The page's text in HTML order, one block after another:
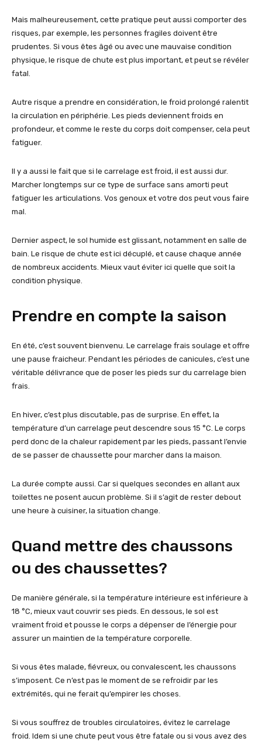
Mais malheureusement, cette pratique peut aussi comporter des
risques, par exemple, les personnes fragiles doivent être
prudentes. Si vous êtes âgé ou avec une mauvaise condition
physique, le risque de chute est plus important, et peut se révéler
fatal.
Autre risque a prendre en considération, le froid prolongé ralentit
la circulation en périphérie. Les pieds deviennent froids en
profondeur, et comme le reste du corps doit compenser, cela peut
fatiguer.
Il y a aussi le fait que si le carrelage est froid, il est aussi dur.
Marcher longtemps sur ce type de surface sans amorti peut
fatiguer les articulations. Vos genoux et votre dos peut vous faire
mal.
Dernier aspect, le sol humide est glissant, notamment en salle de
bain. Le risque de chute est ici décuplé, et cause chaque année
de nombreux accidents. Mieux vaut éviter ici quelle que soit la
condition physique.
Prendre en compte la saison
En été, c’est souvent bienvenu. Le carrelage frais soulage et offre
une pause fraicheur. Pendant les périodes de canicules, c’est une
véritable délivrance que de poser les pieds sur du carrelage bien
frais.
En hiver, c’est plus discutable, pas de surprise. En effet, la
température d’un carrelage peut descendre sous 15 °C. Le corps
perd donc de la chaleur rapidement par les pieds, passant l’envie
de se passer de chaussette pour marcher dans la maison.
La durée compte aussi. Car si quelques secondes en allant aux
toilettes ne posent aucun problème. Si il s’agit de rester debout
une heure à cuisiner, la situation change.
Quand mettre des chaussons
ou des chaussettes?
De manière générale, si la température intérieure est inférieure à
18 °C, mieux vaut couvrir ses pieds. En dessous, le sol est
vraiment froid et pousse le corps a dépenser de l’énergie pour
assurer un maintien de la température corporelle.
Si vous êtes malade, fiévreux, ou convalescent, les chaussons
s’imposent. Ce n’est pas le moment de se refroidir par les
extrémités, qui ne ferait qu’empirer les choses.
Si vous souffrez de troubles circulatoires, évitez le carrelage
froid. Idem si une chute peut vous être fatale ou si vous avez des